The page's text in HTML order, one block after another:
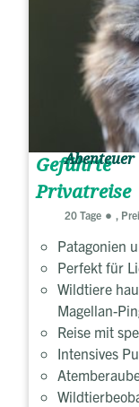
Geführte
Privatreise
20 Tage ,
Patagonien
Perfekt für
Wildtiere
Magellan-
Reise mit
Intensives